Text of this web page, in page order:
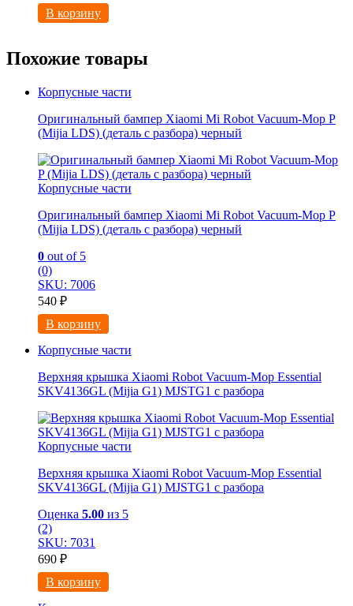
В корзину
Похожие товары
Корпусные части
Оригинальный бампер Xiaomi Mi Robot Vacuum-Mop P
(Mijia LDS) (деталь с разбора) черный
Корпусные части
Оригинальный бампер Xiaomi Mi Robot Vacuum-Mop P
(Mijia LDS) (деталь с разбора) черный
0 out of 5
(0)
SKU: 7006
540 ₽
В корзину
Корпусные части
Верхняя крышка Xiaomi Robot Vacuum-Mop Essential
SKV4136GL (Mijia G1) MJSTG1 с разбора
Корпусные части
Верхняя крышка Xiaomi Robot Vacuum-Mop Essential
SKV4136GL (Mijia G1) MJSTG1 с разбора
Оценка 5.00 из 5
(2)
SKU: 7031
690 ₽
В корзину